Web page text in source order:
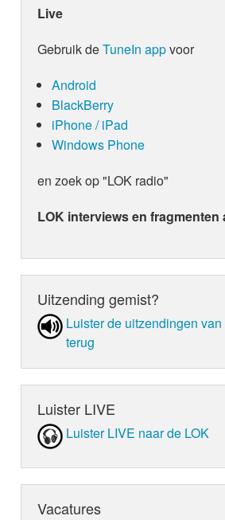
Live
Gebruik deTuneIn appvoor
Android
BlackBerry
iPhone / iPad
Windows Phone
en zoek op "LOK radio"
LOK interviews en fragmenten
Uitzending gemist?
Luister de uit­zen­din­gen
terug
Luister LIVE
Luister LIVE naar de LOK
Vacatures